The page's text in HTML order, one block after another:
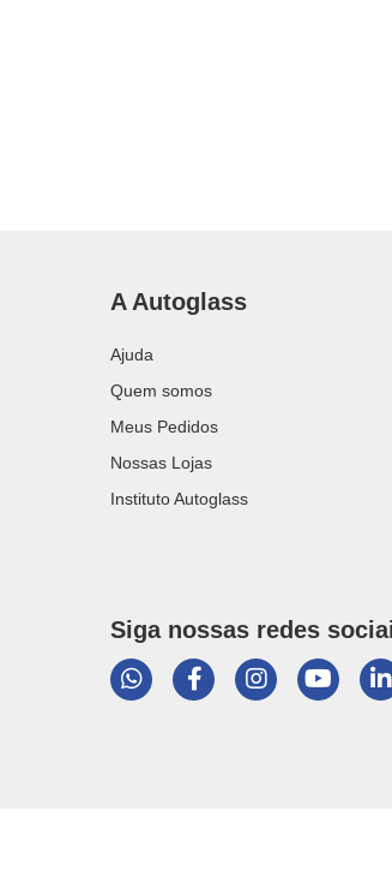
A Autoglass
Ajuda
Quem somos
Meus Pedidos
Nossas Lojas
Instituto Autoglass
Siga nossas redes